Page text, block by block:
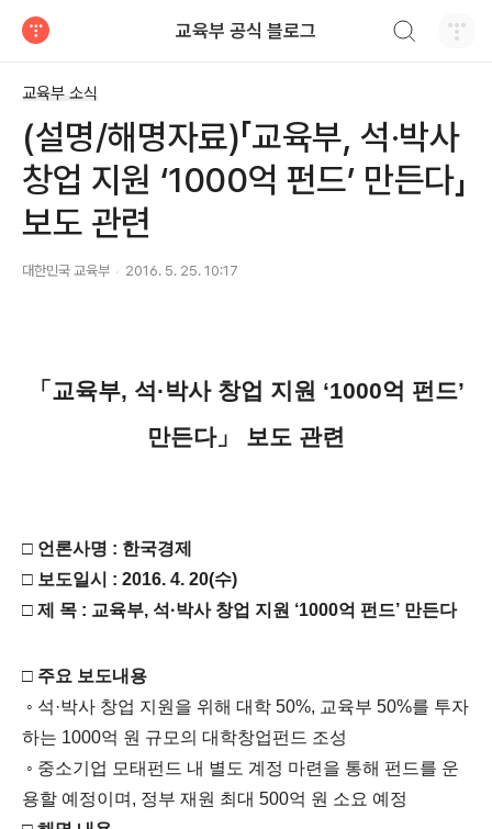
교육부 공식 블로그
교육부 소식
(설명/해명자료)「교육부, 석·박사
창업 지원 ‘1000억 펀드’ 만든다」
보도 관련
대한민국 교육부 2016. 5. 25. 10:17
「교육부, 석·박사 창업 지원 ‘1000억 펀드’
만든다」 보도 관련
□ 언론사명 : 한국경제
□ 보도일시 : 2016. 4. 20(수)
□ 제 목 : 교육부, 석·박사 창업 지원 ‘1000억 펀드’ 만든다
□ 주요 보도내용
◦ 석·박사 창업 지원을 위해 대학 50%, 교육부 50%를 투자
하는 1000억 원 규모의 대학창업펀드 조성
◦ 중소기업 모태펀드 내 별도 계정 마련을 통해 펀드를 운
용할 예정이며, 정부 재원 최대 500억 원 소요 예정